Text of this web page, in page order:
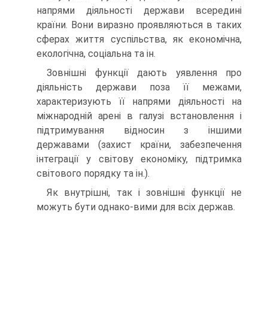
напрями діяльності держави всередині
країни. Вони виразно проявляються в таких
сферах життя суспільства, як економічна,
екологічна, соціальна та ін.
Зовнішні функції дають уявлення про
діяльність держави поза її межами,
характеризують її напрями діяльності на
міжнародній арені в галузі встановлення і
підтримування відносин з іншими
державами (захист країни, забезпечення
інтеграції у світову економіку, підтримка
світового порядку та ін.).
Як внутрішні, так і зовнішні функції не
можуть бути однако-вими для всіх держав.